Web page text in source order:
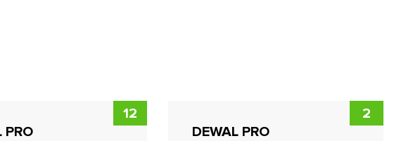
на шаг впереди - мы постоянно
PRO
12
DEWAL PRO
2